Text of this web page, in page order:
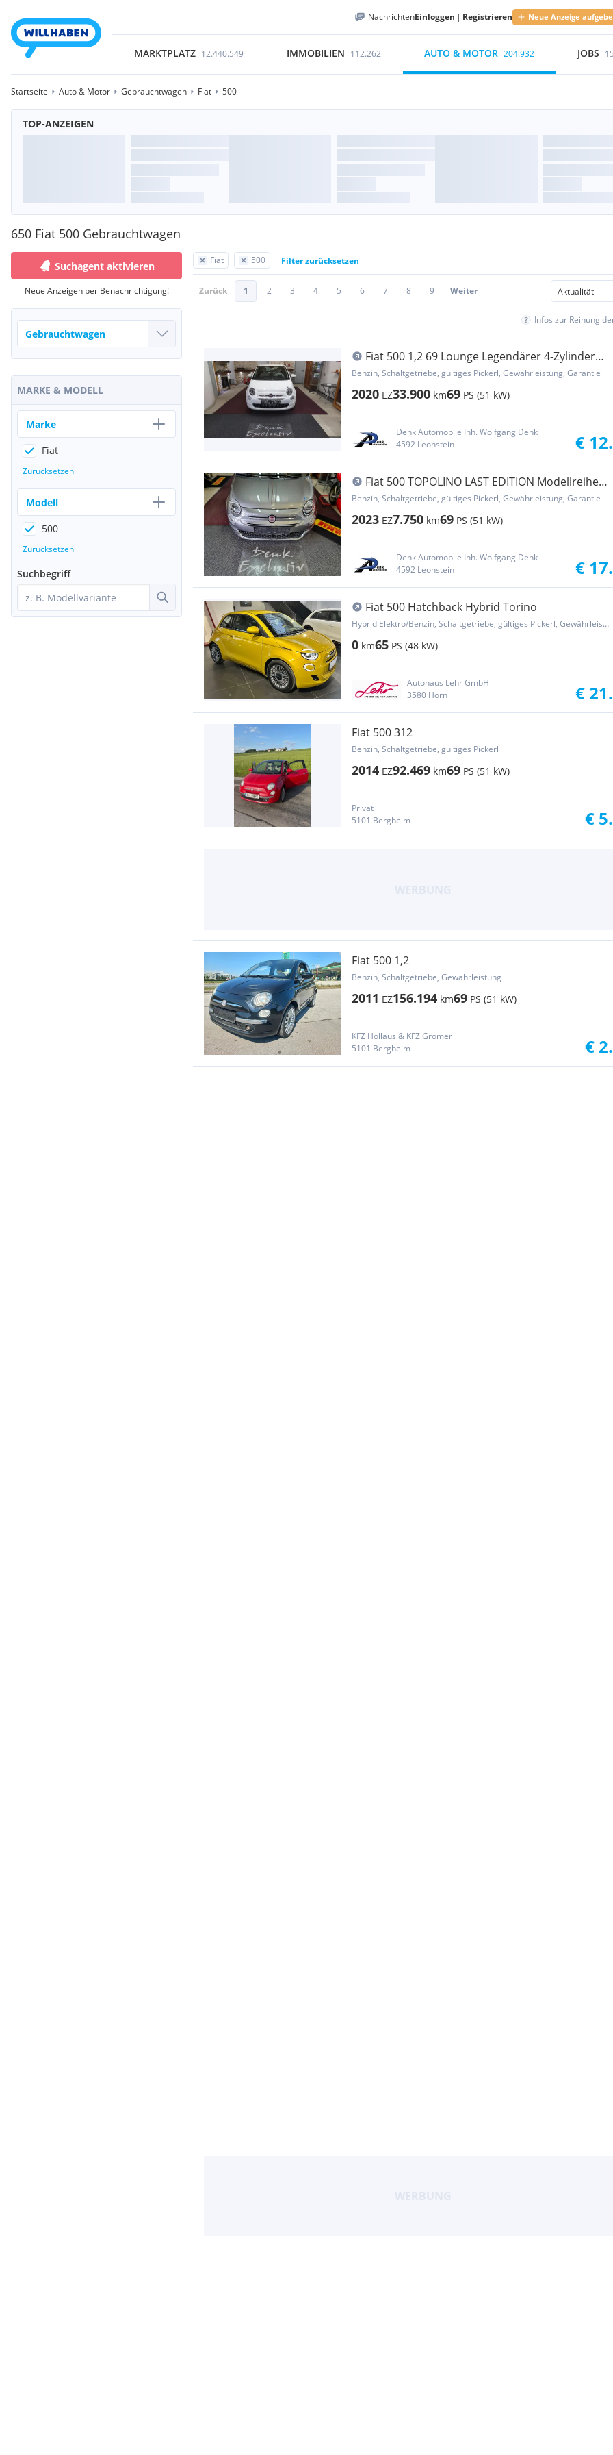
NachrichtenEinloggen | Registrieren Neue Anzeige
MARKTPLATZ 12.440.549 IMMOBILIEN 112.262 AUTO & MOTOR 204.932 JOBS
Startseite Auto & Motor Gebrauchtwagen Fiat 500
TOP-ANZEIGEN
650 Fiat 500 Gebrauchtwagen
Fiat 500 Filter zurücksetzen
Zurück 1 2 3 4 5 6 7 8 9 Weiter
Infos zur Reihung
Fiat 500 1,2 69 Lounge Legendärer 4-Zylinder
Modellr...
Benzin, Schaltgetriebe, gültiges Pickerl, Gewährleistung, Garantie
2020 EZ33.900 km69 PS (51 kW)
Denk Automobile Inh. Wolfgang Denk
4592 Leonstein
€
Fiat 500 TOPOLINO LAST EDITION Modellreihe
2023
Benzin, Schaltgetriebe, gültiges Pickerl, Gewährleistung, Garantie
2023 EZ7.750 km69 PS (51 kW)
Denk Automobile Inh. Wolfgang Denk
4592 Leonstein
€
Fiat 500 Hatchback Hybrid Torino
Hybrid Elektro/Benzin, Schaltgetriebe, gültiges Pickerl, Gewährleistung, Garantie
0 km65 PS (48 kW)
Autohaus Lehr GmbH
3580 Horn
€
Fiat 500 312
Benzin, Schaltgetriebe, gültiges Pickerl
2014 EZ92.469 km69 PS (51 kW)
Privat
5101 Bergheim
€
Fiat 500 1,2
Benzin, Schaltgetriebe, Gewährleistung
2011 EZ156.194 km69 PS (51 kW)
KFZ Hollaus & KFZ Grömer
5101 Bergheim
€
Suchagent aktivieren
Neue Anzeigen per Benachrichtigung!
MARKE & MODELL
Marke
Fiat
Zurücksetzen
Modell
500
Zurücksetzen
Suchbegriff